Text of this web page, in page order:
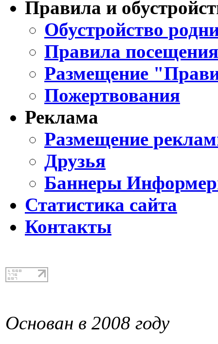
Правила и
Обустройство
Правила
Размещение
Пожертвования
Реклама
Размещение
Друзья
Баннеры
Статистика сайта
Контакты
Основан в 2008 году